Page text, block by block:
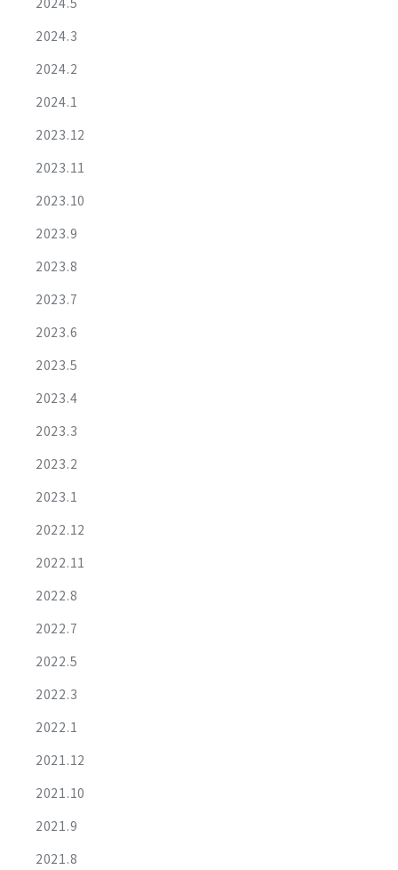
2024.3
2024.2
2024.1
2023.12
2023.11
2023.10
2023.9
2023.8
2023.7
2023.6
2023.5
2023.4
2023.3
2023.2
2023.1
2022.12
2022.11
2022.8
2022.7
2022.5
2022.3
2022.1
2021.12
2021.10
2021.9
2021.8